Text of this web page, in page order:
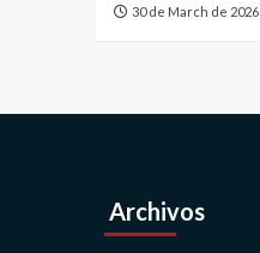
30 de March de 2026
Archivos